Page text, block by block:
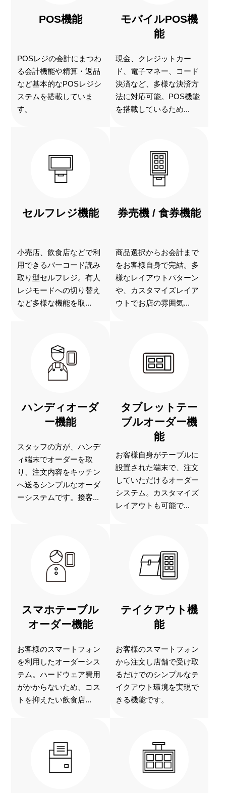
POS機能
POSレジの会計にまつわ
る会計機能や精算・返品
など基本的なPOSレジシ
ステムを搭載していま
す。
モバイルPOS機
能
現金、クレジットカー
ド、電子マネー、コード
決済など、多様な決済方
法に対応可能。POS機能
を搭載しているため...
セルフレジ機能
小売店、飲食店などで利
用できるバーコード読み
取り型セルフレジ。有人
レジモードへの切り替え
など多様な機能を取...
券売機 / 食券機能
商品選択からお会計まで
をお客様自身で完結。多
様なレイアウトパターン
や、カスタマイズレイア
ウトでお店の雰囲気...
ハンディオーダ
ー機能
スタッフの方が、ハンデ
ィ端末でオーダーを取
り、注文内容をキッチン
へ送るシンプルなオーダ
ーシステムです。接客...
タブレットテー
ブルオーダー機
能
お客様自身がテーブルに
設置された端末で、注文
していただけるオーダー
システム。カスタマイズ
レイアウトも可能で...
スマホテーブル
オーダー機能
お客様のスマートフォン
を利用したオーダーシス
テム。ハードウェア費用
がかからないため、コス
トを抑えたい飲食店...
テイクアウト機
能
お客様のスマートフォン
から注文し店舗で受け取
るだけでのシンプルなテ
イクアウト環境を実現で
きる機能です。